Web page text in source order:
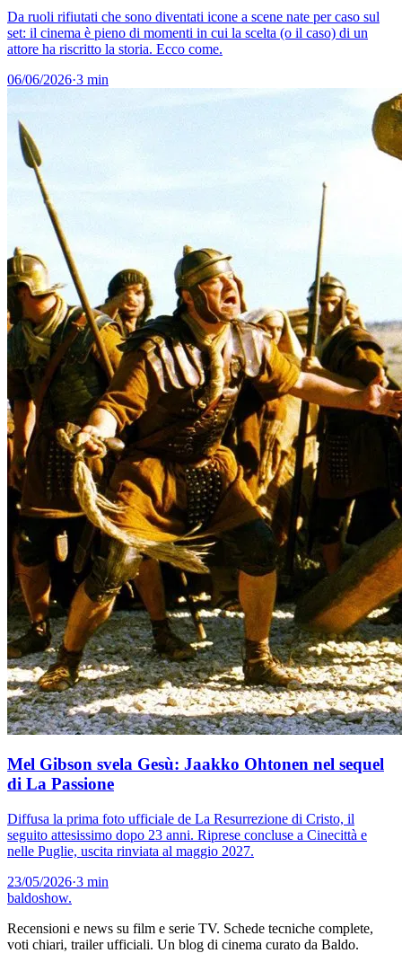
Da ruoli rifiutati che sono diventati icone a scene nate per caso sul
set: il cinema è pieno di momenti in cui la scelta (o il caso) di un
attore ha riscritto la storia. Ecco come.
06/06/2026·3 min
Mel Gibson svela Gesù: Jaakko Ohtonen nel sequel
di La Passione
Diffusa la prima foto ufficiale de La Resurrezione di Cristo, il
seguito attesissimo dopo 23 anni. Riprese concluse a Cinecittà e
nelle Puglie, uscita rinviata al maggio 2027.
23/05/2026·3 min
baldoshow.
Recensioni e news su film e serie TV. Schede tecniche complete,
voti chiari, trailer ufficiali. Un blog di cinema curato da Baldo.